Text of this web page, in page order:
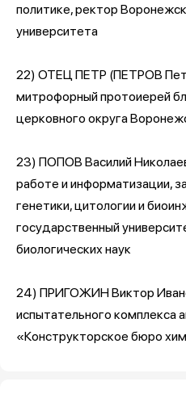
политике, ректор
университета
22) ОТЕЦ ПЕТР (ПЕТРОВ
митрофорный протоиерей
церковного округа
23) ПОПОВ Василий
работе и информатизации,
генетики, цитологии и
государственный
биологических наук
24) ПРИГОЖИН Виктор
испытательного комплекса
«Конструкторское бюро